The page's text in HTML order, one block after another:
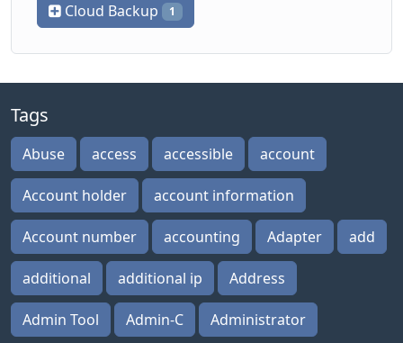
Cloud Backup 1
Tags
Abuse access accessible account
Account holder account information
Account number accounting Adapter add
additional additional ip Address
Admin Tool Admin-C Administrator